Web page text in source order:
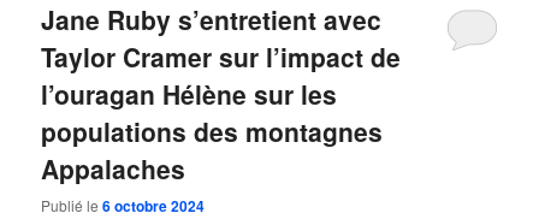
Jane Ruby s’entretient avec
Taylor Cramer sur l’impact de
l’ouragan Hélène sur les
populations des montagnes
Appalaches
Publié le6 octobre 2024